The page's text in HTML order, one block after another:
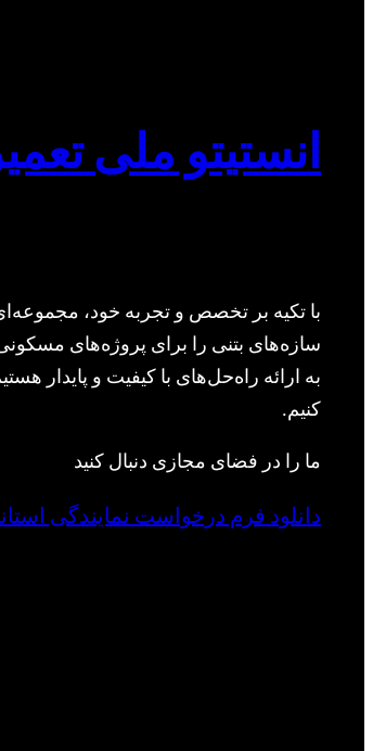
انستیتو ملی
با تکیه بر تخصص و تجربه خود،
سازه‌های بتنی را برای پروژه‌های
به ارائه راه‌حل‌های با کیفیت و پایدار
کنیم.
ما را در فضای مجازی دنبال کنید
دانلود فرم درخواست نمایندگی